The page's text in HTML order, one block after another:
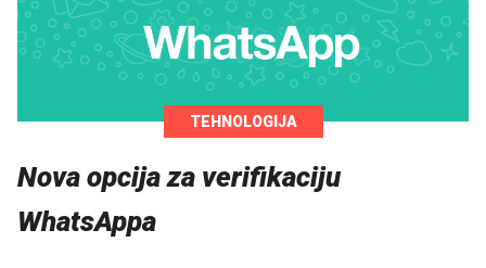
TEHNOLOGIJA
Nova opcija za verifikaciju
WhatsAppa